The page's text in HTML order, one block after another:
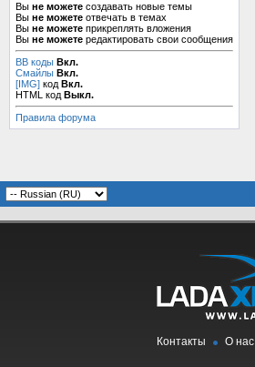
Вы не можете создавать новые темы
Вы не можете отвечать в темах
Вы не можете прикреплять вложения
Вы не можете редактировать свои сообщения
BB коды Вкл.
Смайлы Вкл.
[IMG] код Вкл.
HTML код Выкл.
Правила форума
Контакты О нас